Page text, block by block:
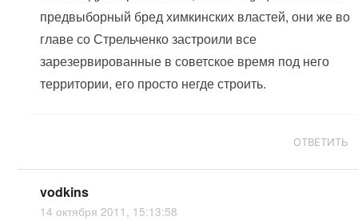
предвыборный бред химкинских властей, они же во
главе со Стрельченко застроили все
зарезервированные в советское время под него
территории, его просто негде строить.
ОТВЕТИТЬ
vodkins
14 октября 2011, 15:13:58